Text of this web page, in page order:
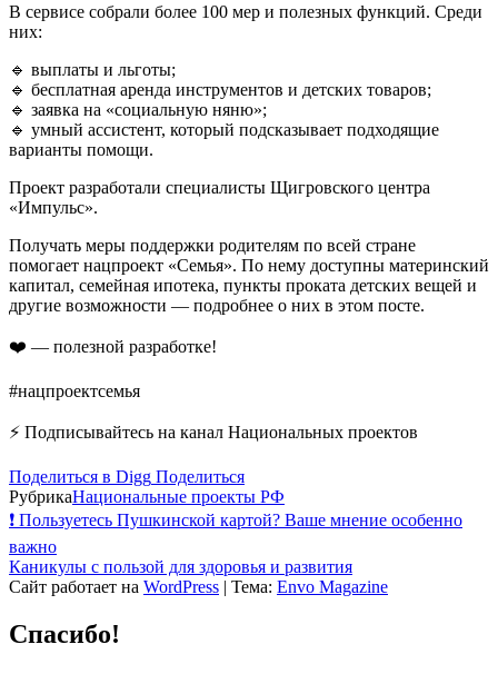
В сервисе собрали более 100 мер и полезных функций. Среди
них:
🔹 выплаты и льготы;
🔹 бесплатная аренда инструментов и детских товаров;
🔹 заявка на «социальную няню»;
🔹 умный ассистент, который подсказывает подходящие
варианты помощи.
Проект разработали специалисты Щигровского центра
«Импульс».
Получать меры поддержки родителям по всей стране
помогает нацпроект «Семья». По нему доступны материнский
капитал, семейная ипотека, пункты проката детских вещей и
другие возможности — подробнее о них в этом посте.
❤️ — полезной разработке!
#нацпроектсемья
⚡️ Подписывайтесь на канал Национальных проектов
Поделиться в Digg Поделиться
РубрикаНациональные проекты РФ
❗️ Пользуетесь Пушкинской картой? Ваше мнение особенно
важно
Каникулы с пользой для здоровья и развития
Сайт работает на WordPress | Тема: Envo Magazine
Спасибо!